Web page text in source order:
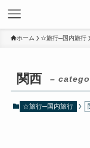
ホーム ☆旅行─国内旅行
関西 –
☆旅行─国内旅行